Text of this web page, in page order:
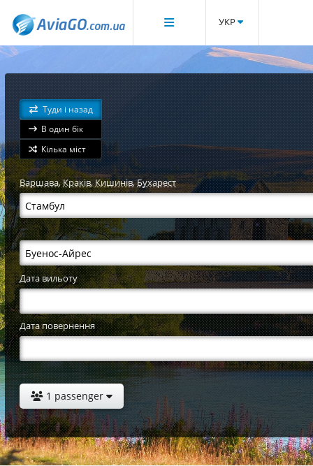
УКР
Туди і назад
В один бік
Кілька міст
Варшава,Краків,Кишинів,Бухарест
Дата вильоту
Дата повернення
1 passenger